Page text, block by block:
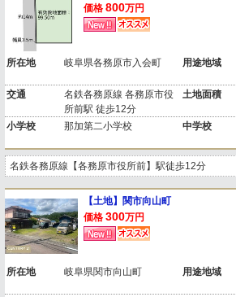
価格 800万円
所在地 岐阜県各務原市入会町 用途地域
交通
名鉄各務原線 各務原市役
所前駅 徒歩12分
土地面積
小学校 那加第二小学校 中学校
名鉄各務原線【各務原市役所前】駅徒歩12分
【土地】関市向山町
価格 300万円
所在地 岐阜県関市向山町 用途地域